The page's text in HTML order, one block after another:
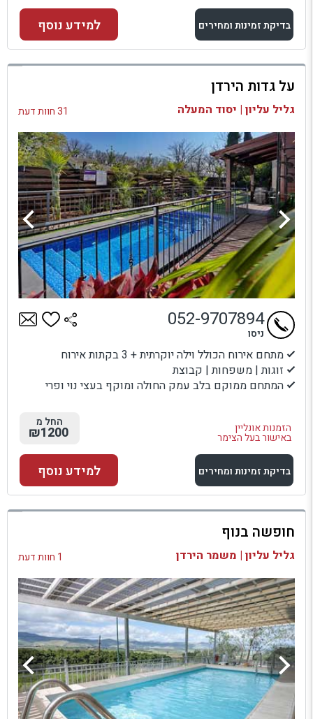
בדיקת זמינות ומחירים
למתחם זה
בדיקת זמינות ומחירים
למידע נוסף
על גדות הירדן
גליל עליון | יסוד המעלה 31 חוות דעת
מתחם אירוח הכולל וילה יוקרתית + 3 בקתות אירוח
זוגות | משפחות | קבוצת
המתחם ממוקם בלב עמק החולה ומוקף בעצי נוי ופרי
הזמנות אונליין
באישור בעל הצימר
052-9707894
ניסו
החל מ
₪1200
בדיקת זמינות ומחירים
למתחם זה
בדיקת זמינות ומחירים
למידע נוסף
חופשה בנוף
גליל עליון | משמר הירדן 1 חוות דעת